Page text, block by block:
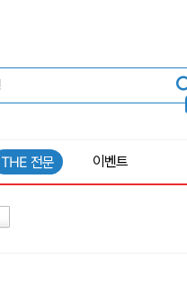
THE 전문 이벤트